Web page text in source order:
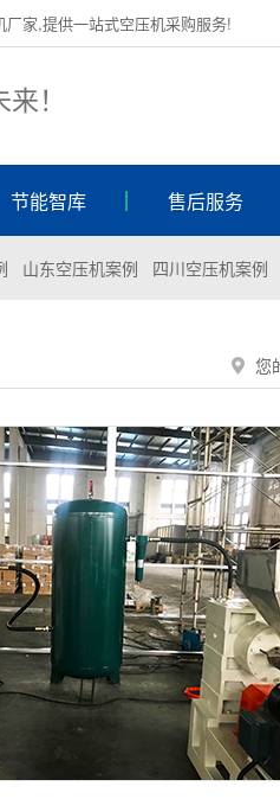
厂家,提供一站式空压机采购服务!
！
节能智库 售后服务
山东空压机案例 四川空压机案例
您